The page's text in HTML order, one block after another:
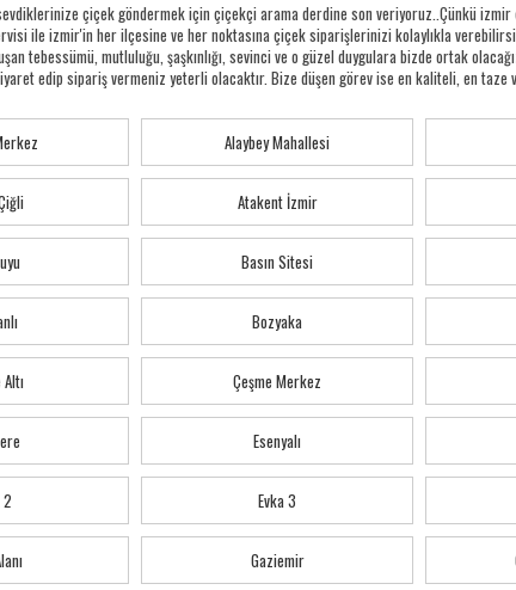
çiçek göndermek için çiçekçi arama derdine son veriyoruz..Çünkü
servisi ile izmir'in her ilçesine ve her noktasına çiçek siparişlerinizi kolaylıkla
tebessümü, mutluluğu, şaşkınlığı, sevinci ve o güzel duygulara bizde ortak
edip sipariş vermeniz yeterli olacaktır. Bize düşen görev ise en kaliteli, en
Alaybey Mahallesi
Atakent İzmir
Basın Sitesi
Bozyaka
Çeşme Merkez
Esenyalı
2 Evka 3
Gaziemir